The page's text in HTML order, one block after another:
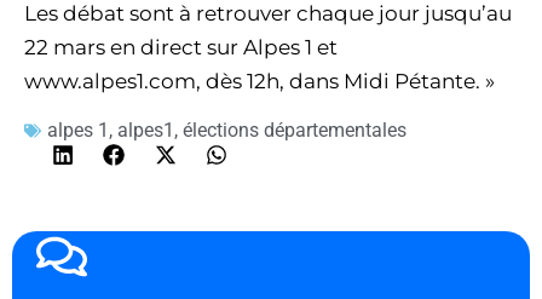
Les débat sont à retrouver chaque jour jusqu’au
22 mars en direct sur Alpes 1 et
www.alpes1.com, dès 12h, dans Midi Pétante. »
alpes 1 , alpes1 , élections départementales